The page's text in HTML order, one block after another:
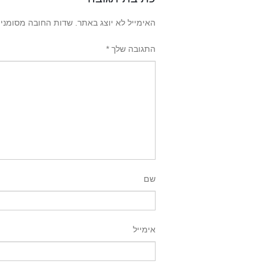
האימייל לא יוצג באתר. שדות החובה
התגובה שלך *
שם
אימייל